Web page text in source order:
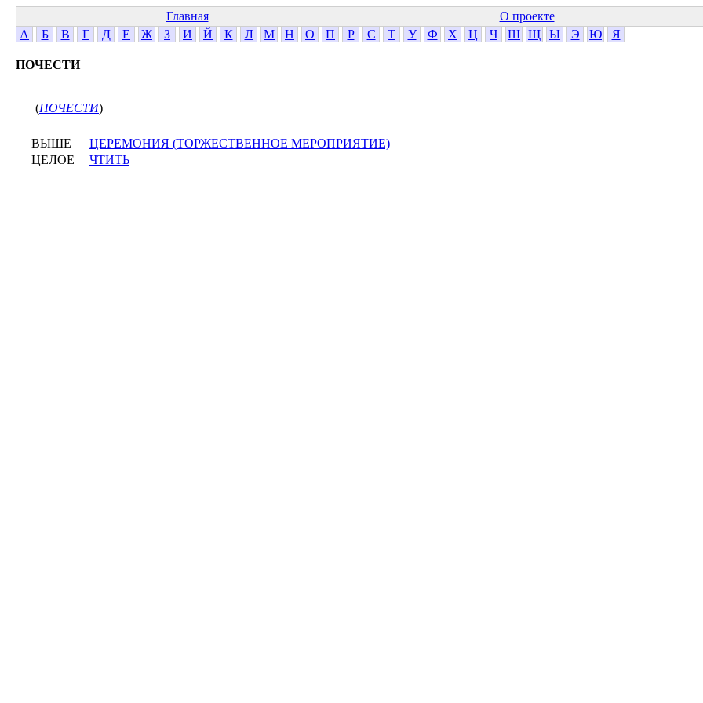
Главная О проекте
А
Б В Г Д Е Ж З И Й К Л М Н О П Р С Т У Ф Х Ц Ч Ш Щ Ы Э Ю Я
ПОЧЕСТИ
(ПОЧЕСТИ)
ВЫШЕ
ЦЕРЕМОНИЯ (ТОРЖЕСТВЕННОЕ МЕРОПРИЯТИЕ)
ЦЕЛОЕ
ЧТИТЬ